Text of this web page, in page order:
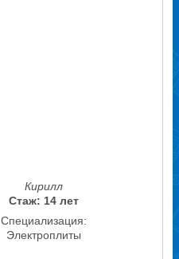
Кирилл
Стаж: 14 лет
Специализация:
Электроплиты